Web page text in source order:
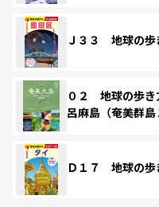
Ｊ３３ 地球の
０２ 地球の歩
呂麻島（奄美群
Ｄ１７ 地球の